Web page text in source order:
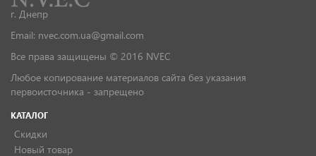
г. Днепр
Email: nvec.com.ua@gmail.com
Все права защищены © 2016 NVEC
Любое копирование материалов сайта без указания
первоисточника - запрещено
КАТАЛОГ
Скидки
Новый товар